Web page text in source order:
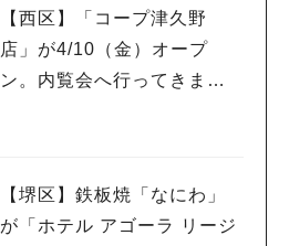
【西区】「コープ津久野
店」が4/10（金）オープ
ン。内覧会へ行ってきまし
【堺区】鉄板焼「なにわ」
が「ホテル アゴーラ リージ